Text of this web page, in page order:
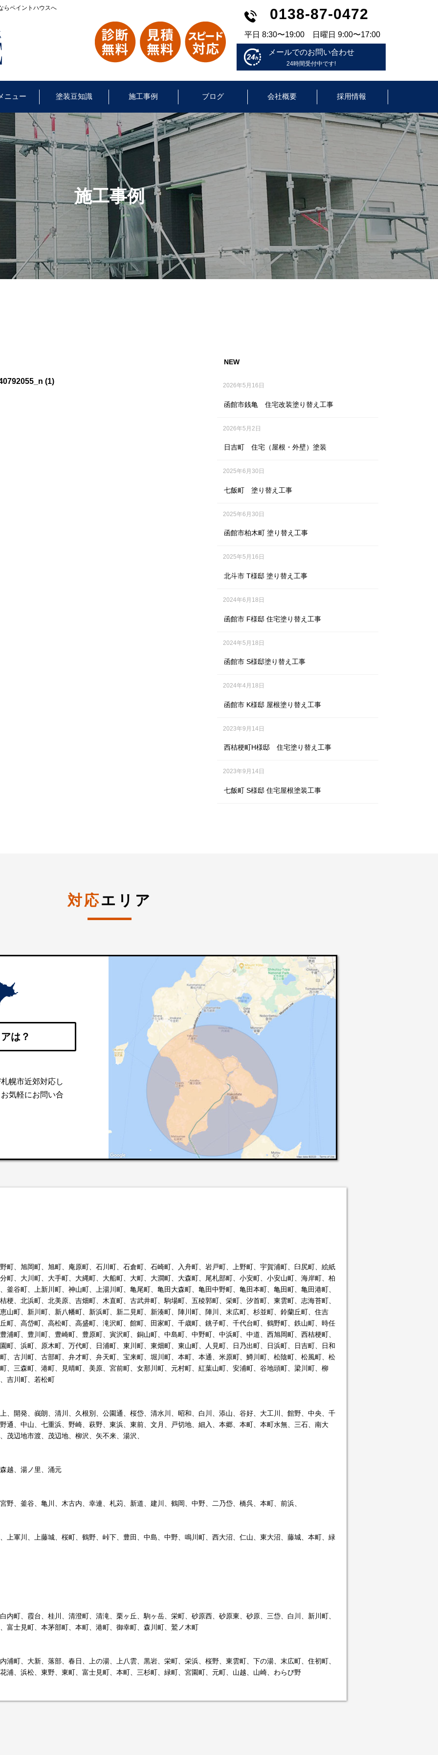
らペイントハウスへ 0138-87-0472
平日 8:30〜19:00 日曜日 9:00〜17:00
メールでのお問い合わせ
24時間受付中です!
ニュー 塗装豆知識 施工事例 ブログ 会社概要 採用情報
施工事例
(1)
NEW
2026年5月16日
函館市銭亀 住宅改装塗り替え工事
2026年5月2日
日吉町 住宅（屋根・外壁）塗装
2025年6月30日
七飯町 塗り替え工事
2025年6月30日
函館市柏木町 塗り替え工事
2025年5月16日
北斗市 T様邸 塗り替え工事
2024年6月18日
函館市 F様邸 住宅塗り替え工事
2024年5月18日
函館市 S様邸塗り替え工事
2024年4月18日
函館市 K様邸 屋根塗り替え工事
2023年9月14日
西桔梗町H様邸 住宅塗り替え工事
2023年9月14日
七飯町 S様邸 住宅屋根塗装工事
対応エリア
は？
幌市近郊対応し
気軽にお問い合
町、旭岡町、旭町、庵原町、石川町、石倉町、石崎町、入舟町、岩戸町、上野町、宇賀浦町、臼尻町、絵紙
町、大川町、大手町、大縄町、大船町、大町、大澗町、大森町、尾札部町、小安町、小安山町、海岸町、柏
釜谷町、上新川町、神山町、上湯川町、亀尾町、亀田大森町、亀田中野町、亀田本町、亀田町、亀田港町、
梗、北浜町、北美原、吉畑町、木直町、古武井町、駒場町、五稜郭町、栄町、汐首町、東雲町、志海苔町、
山町、新川町、新八幡町、新浜町、新二見町、新湊町、陣川町、陣川、末広町、杉並町、鈴蘭丘町、住吉
町、高岱町、高松町、高盛町、滝沢町、館町、田家町、千歳町、銚子町、千代台町、鶴野町、鉄山町、時任
浦町、豊川町、豊崎町、豊原町、寅沢町、銅山町、中島町、中野町、中浜町、中道、西旭岡町、西桔梗町、
町、浜町、原木町、万代町、日浦町、東川町、東畑町、東山町、人見町、日乃出町、日浜町、日吉町、日和
、古川町、古部町、弁才町、弁天町、宝来町、堀川町、本町、本通、米原町、鱒川町、松陰町、松風町、松
、三森町、港町、見晴町、美原、宮前町、女那川町、元村町、紅葉山町、安浦町、谷地頭町、梁川町、柳
吉川町、若松町
、開発、峩朗、清川、久根別、公園通、桜岱、清水川、昭和、白川、添山、谷好、大工川、館野、中央、千
通、中山、七重浜、野崎、萩野、東浜、東前、文月、戸切地、細入、本郷、本町、本町水無、三石、南大
茂辺地市渡、茂辺地、柳沢、矢不来、湯沢、
越、湯ノ里、涌元
野、釜谷、亀川、木古内、幸連、札苅、新道、建川、鶴岡、中野、二乃岱、橋呉、本町、前浜、
上軍川、上藤城、桜町、鶴野、峠下、豊田、中島、中野、鳴川町、西大沼、仁山、東大沼、藤城、本町、緑
内町、霞台、桂川、清澄町、清滝、栗ヶ丘、駒ヶ岳、栄町、砂原西、砂原東、砂原、三岱、白川、新川町、
富士見町、本茅部町、本町、港町、御幸町、森川町、鷲ノ木町
浦町、大新、落部、春日、上の湯、上八雲、黒岩、栄町、栄浜、桜野、東雲町、下の湯、末広町、住初町、
浦、浜松、東野、東町、富士見町、本町、三杉町、緑町、宮園町、元町、山越、山崎、わらび野